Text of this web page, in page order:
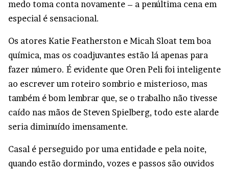
medo toma conta novamente – a penúltima cena em
especial é sensacional.
Os atores Katie Featherston e Micah Sloat tem boa
química, mas os coadjuvantes estão lá apenas para
fazer número. É evidente que Oren Peli foi inteligente
ao escrever um roteiro sombrio e misterioso, mas
também é bom lembrar que, se o trabalho não tivesse
caído nas mãos de Steven Spielberg, todo este alarde
seria diminuído imensamente.
Casal é perseguido por uma entidade e pela noite,
quando estão dormindo, vozes e passos são ouvidos